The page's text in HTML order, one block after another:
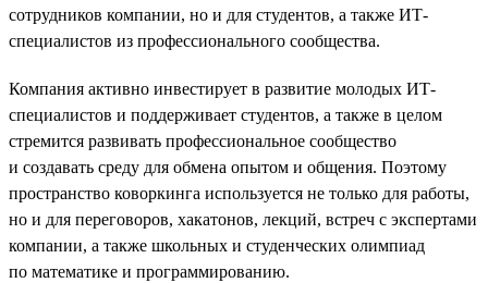
сотрудников компании, но и для студентов, а также ИТ-
специалистов из профессионального сообщества.
Компания активно инвестирует в развитие молодых ИТ-
специалистов и поддерживает студентов, а также в целом
стремится развивать профессиональное сообщество
и создавать среду для обмена опытом и общения. Поэтому
пространство коворкинга используется не только для работы,
но и для переговоров, хакатонов, лекций, встреч с экспертами
компании, а также школьных и студенческих олимпиад
по математике и программированию.